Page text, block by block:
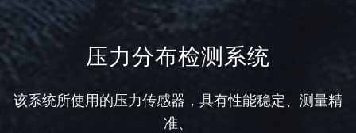
压力分布检测系统
该系统所使用的压力传感器，具有性能稳定、测量精
准、